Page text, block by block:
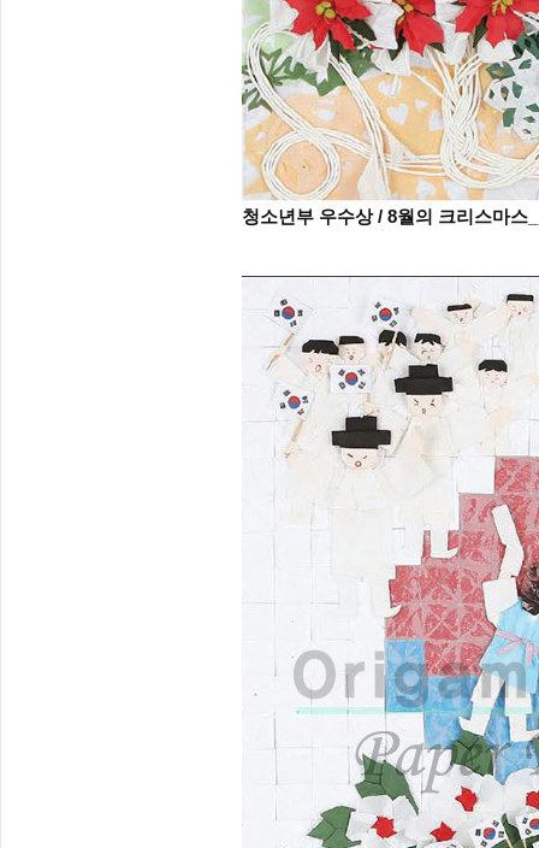
청소년부 우수상 / 8월의 크리스마스